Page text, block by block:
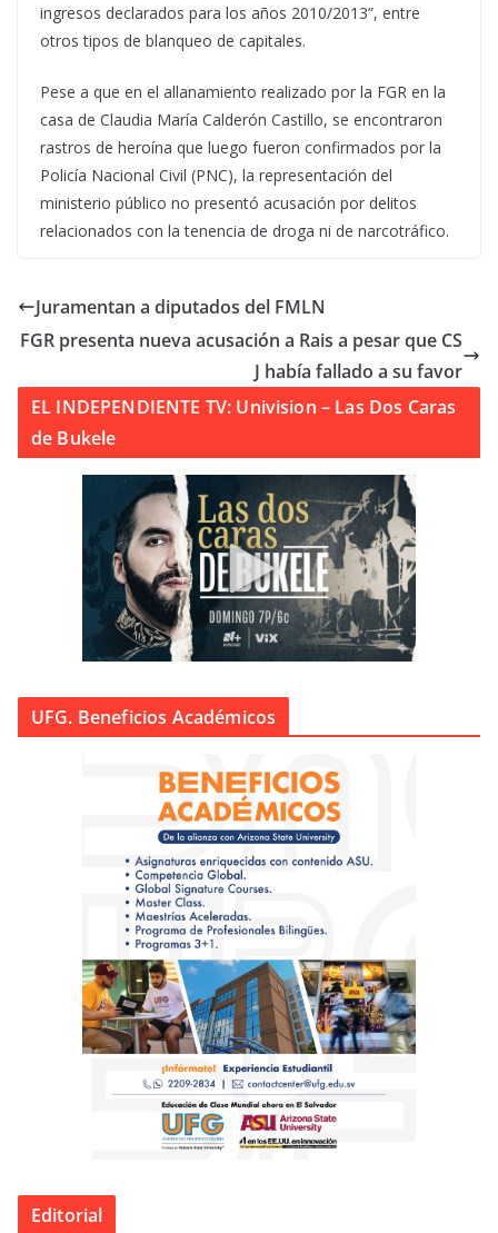
ingresos declarados para los años 2010/2013”, entre
otros tipos de blanqueo de capitales.
Pese a que en el allanamiento realizado por la FGR en la
casa de Claudia María Calderón Castillo, se encontraron
rastros de heroína que luego fueron confirmados por la
Policía Nacional Civil (PNC), la representación del
ministerio público no presentó acusación por delitos
relacionados con la tenencia de droga ni de narcotráfico.
Juramentan a diputados del FMLN
FGR presenta nueva acusación a Rais a pesar que CS
J había fallado a su favor
EL INDEPENDIENTE TV: Univision – Las Dos Caras
de Bukele
UFG. Beneficios Académicos
Editorial